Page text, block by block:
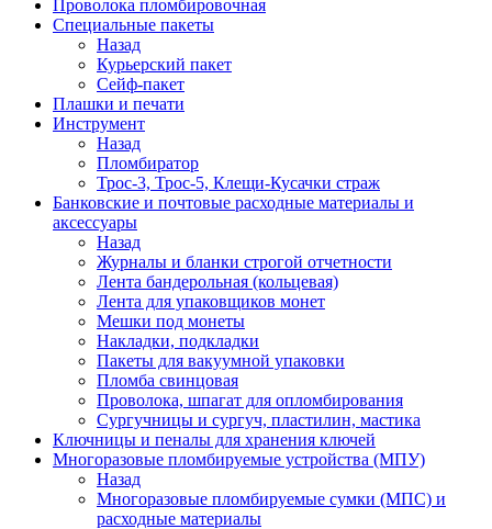
Проволока пломбировочная
Специальные пакеты
Назад
Курьерский пакет
Сейф-пакет
Плашки и печати
Инструмент
Назад
Пломбиратор
Трос-3, Трос-5, Клещи-Кусачки страж
Банковские и почтовые расходные материалы и
аксессуары
Назад
Журналы и бланки строгой отчетности
Лента бандерольная (кольцевая)
Лента для упаковщиков монет
Мешки под монеты
Накладки, подкладки
Пакеты для вакуумной упаковки
Пломба свинцовая
Проволока, шпагат для опломбирования
Сургучницы и сургуч, пластилин, мастика
Ключницы и пеналы для хранения ключей
Многоразовые пломбируемые устройства (МПУ)
Назад
Многоразовые пломбируемые сумки (МПС) и
расходные материалы